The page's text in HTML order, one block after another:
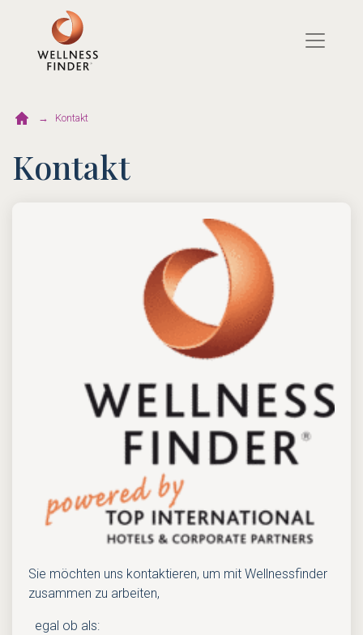
Kontakt
Kontakt
Sie möchten uns kontaktieren, um mit Wellnessfinder
zusammen zu arbeiten,
egal ob als: